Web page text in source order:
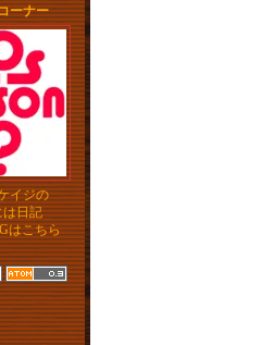
ーナー
イジの
は日記
はこちら